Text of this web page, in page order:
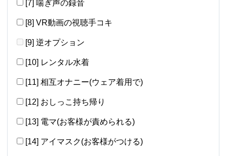
[7] 喘ぎ声の録音
[8] VR動画の視聴手コキ
[9] 逆オプション
[10] レンタル水着
[11] 相互オナニー(ウェア着用で)
[12] おしっこ持ち帰り
[13] 電マ(お客様が責められる)
[14] アイマスク(お客様がつける)